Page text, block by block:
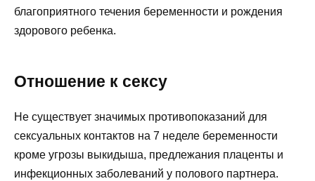
благоприятного течения беременности и рождения
здорового ребенка.
Отношение к сексу
Не существует значимых противопоказаний для
сексуальных контактов на 7 неделе беременности
кроме угрозы выкидыша, предлежания плаценты и
инфекционных заболеваний у полового партнера.